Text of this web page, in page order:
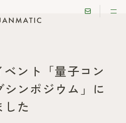
ント「量子コン
シンポジウム」に
した